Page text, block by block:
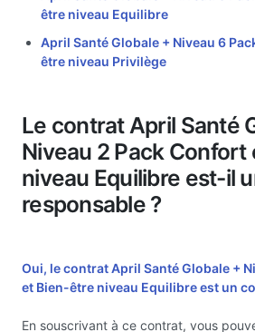
être niveau Equilibre
April Santé Globale + Niveau 6
être niveau Privilège
Le contrat April Santé
Niveau 2 Pack
niveau Equilibre est-il
responsable ?
Oui, le contrat April Santé Globale +
et Bien-être niveau Equilibre est un
En souscrivant à ce contrat, vous